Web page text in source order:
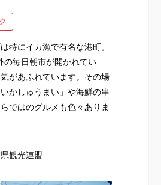
特にイカ漁で有名な港町。
の毎日朝市が開かれてい
があふれています。その場
かしゅうまい」や海鮮の串
ではのグルメも色々ありま
観光連盟